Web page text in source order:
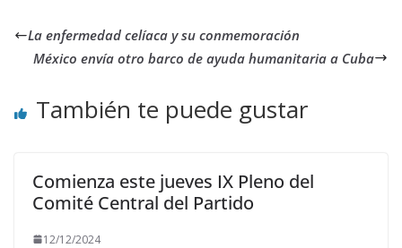
La enfermedad celíaca y su conmemoración
México envía otro barco de ayuda humanitaria a Cuba
También te puede gustar
Comienza este jueves IX Pleno del
Comité Central del Partido
12/12/2024